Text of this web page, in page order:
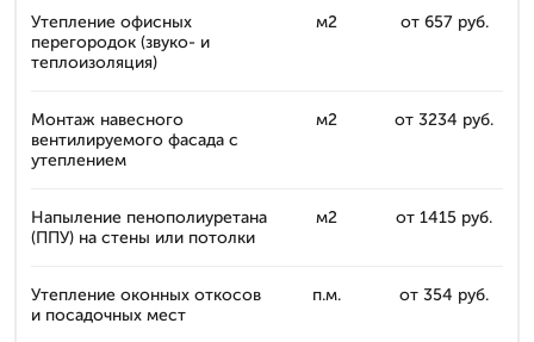
Утепление офисных
перегородок (звуко- и
теплоизоляция)
м2 от 657 руб.
Монтаж навесного
вентилируемого фасада с
утеплением
м2 от 3234 руб.
Напыление пенополиуретана
(ППУ) на стены или потолки
м2 от 1415 руб.
Утепление оконных откосов
и посадочных мест
п.м. от 354 руб.